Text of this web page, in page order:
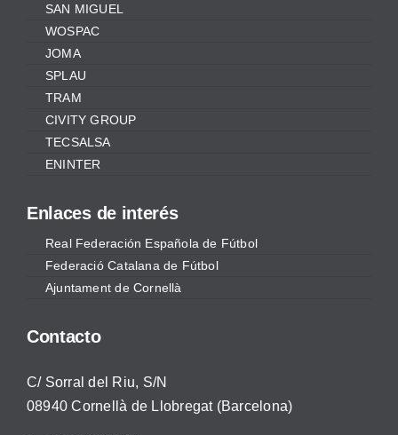
SAN MIGUEL
WOSPAC
JOMA
SPLAU
TRAM
CIVITY GROUP
TECSALSA
ENINTER
Enlaces de interés
Real Federación Española de Fútbol
Federació Catalana de Fútbol
Ajuntament de Cornellà
Contacto
C/ Sorral del Riu, S/N
08940 Cornellà de Llobregat (Barcelona)